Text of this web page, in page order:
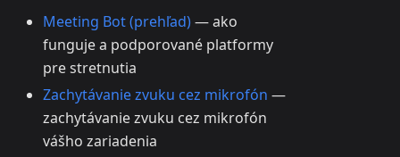
Meeting Bot (prehľad)— ako
funguje a podporované platformy
pre stretnutia
Zachytávanie zvuku cez mikrofón —
zachytávanie zvuku cez mikrofón
vášho zariadenia